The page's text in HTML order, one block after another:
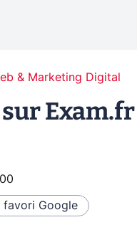
& Marketing Digital
Exam.fr
favori Google